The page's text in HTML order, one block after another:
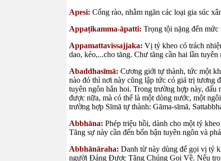
Apesi: Cổng rào, nhằm ngăn các loại gia súc
Appaṭikamma-āpatti: Trọng tội nặng đến
Appamattavissajjaka: Vị tỷ kheo có trách
dao, kéo,...cho tăng. Chư tăng cần hai lần
Abaddhasīmā: Cương giới tự thành, tức một
nào đó thì nơi này cũng lập tức có giá trị tương
tuyên ngôn hẳn hoi. Trong trường hợp này,
được nữa, mà có thể là một dòng nước, một
trường hợp Sīmā tự thành: Gāma-sīmā,
Abbhāna: Phép triệu hồi, dành cho một tỷ
Tăng sự này cần đến bốn bận tuyên ngôn và
Abbhānāraha: Danh từ này dùng để gọi vị tỷ
người Đáng Được Tăng Chúng Gọi Về. Nếu